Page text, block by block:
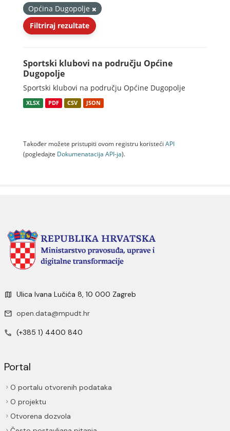
Općina Dugopolje
Filtriraj rezultate
Sportski klubovi na području Općine
Dugopolje
Sportski klubovi na području Općine Dugopolje
XLSX PDF CSV JSON
Također možete pristupiti ovom registru koristeći API
(pogledajte Dokumenаtаcijа API-jа).